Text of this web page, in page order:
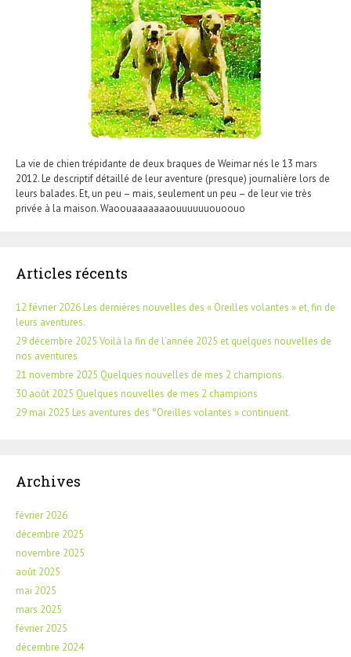
La vie de chien trépidante de deux braques de Weimar nés le 13 mars
2012. Le descriptif détaillé de leur aventure (presque) journalière lors de
leurs balades. Et, un peu – mais, seulement un peu – de leur vie très
privée à la maison. Waoouaaaaaaaouuuuuuouoouo
Articles récents
12 février 2026 Les dernières nouvelles des « Oreilles volantes » et, fin de
leurs aventures.
29 décembre 2025 Voilà la fin de l’année 2025 et quelques nouvelles de
nos aventures
21 novembre 2025 Quelques nouvelles de mes 2 champions.
30 août 2025 Quelques nouvelles de mes 2 champions
29 mai 2025 Les aventures des °Oreilles volantes » continuent.
Archives
février 2026
décembre 2025
novembre 2025
août 2025
mai 2025
mars 2025
février 2025
décembre 2024